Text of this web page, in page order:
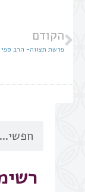
הקודם
פרשת תצווה- הרב ספי